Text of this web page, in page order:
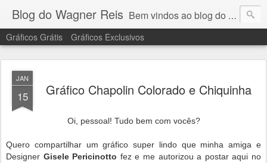
Blog do Wagner Reis Bem vindos ao blog do Wagner Reis. Acompanhe as vídeo aulas de ponto cruz, dicas, gráficos para ponto cruz e artesanatos e tudo para bordados em ponto cruz.
Gráficos Grátis Gráficos Exclusivos
JAN
15 Gráfico Chapolin Colorado e Chiquinha
Oi, pessoal! Tudo bem com vocês?
Quero compartilhar um gráfico super lindo que minha amiga e
Designer Gisele Pericinotto fez e me autorizou a postar aqui no